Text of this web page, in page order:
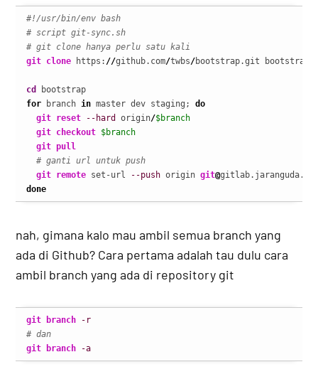
#!/usr/bin/env bash
# script git-sync.sh
# git clone hanya perlu satu kali
git clone https: //github.com/twbs/bootstrap.git bootstrap
cd
for branch in master dev staging; do
git reset
--hard origin/$branch
git checkout $branch
git pull
# ganti url untuk push
git remote set-url --push origin git@
done
nah, gimana kalo mau ambil semua branch yang
ada di Github? Cara pertama adalah tau dulu cara
ambil branch yang ada di repository git
git branch
-r
# dan
git branch
-a